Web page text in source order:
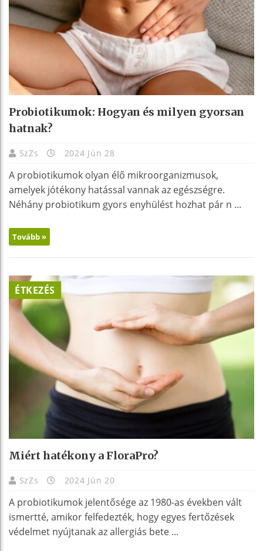
Probiotikumok: Hogyan és milyen gyorsan
hatnak?
SzZs 2024 Jún 28
A probiotikumok olyan élő mikroorganizmusok,
amelyek jótékony hatással vannak az egészségre.
Néhány probiotikum gyors enyhülést hozhat pár n ...
Tovább »
ÉTKEZÉS
Miért hatékony a FloraPro?
SzZs 2024 Jún 20
A probiotikumok jelentősége az 1980-as években vált
ismertté, amikor felfedezték, hogy egyes fertőzések
védelmet nyújtanak az allergiás bete ...